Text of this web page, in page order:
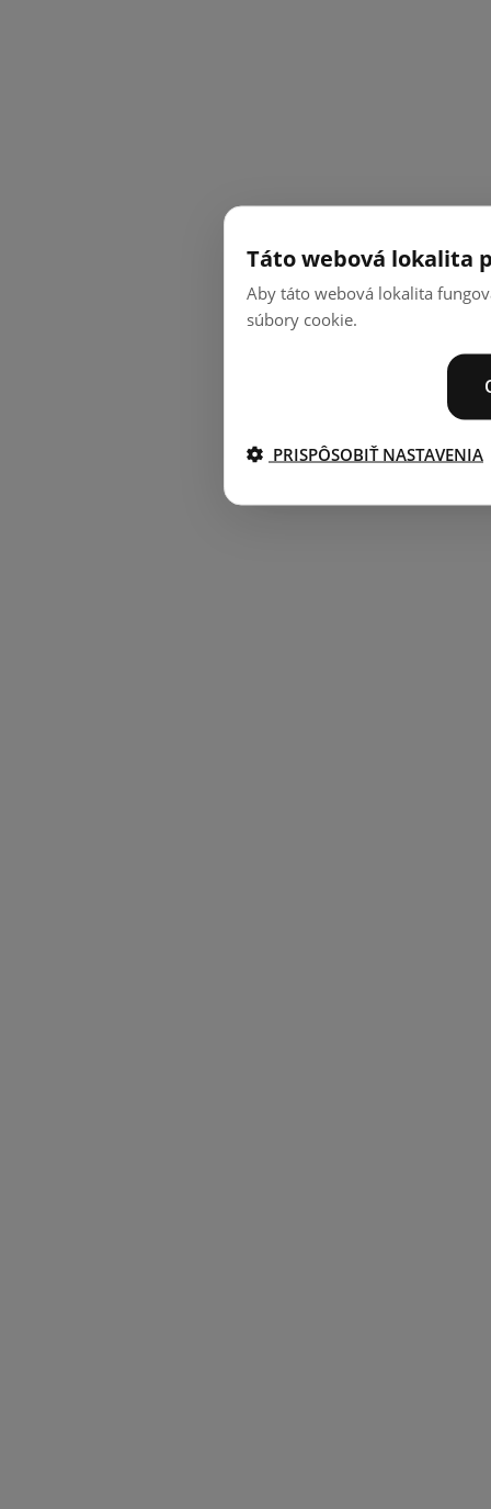
Táto webová lokalita
Aby táto webová lokalita
súbory cookie.
PRISPÔSOBIŤ NASTAVENIA